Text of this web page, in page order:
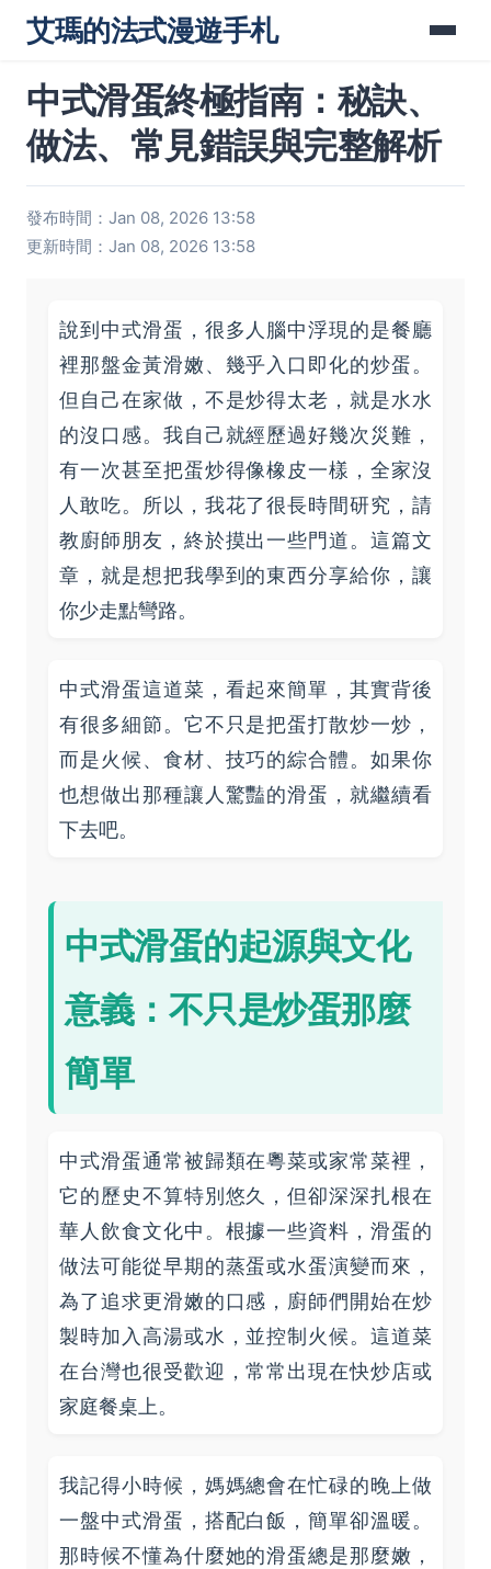
艾瑪的法式漫遊手札
中式滑蛋終極指南：秘訣、
做法、常見錯誤與完整解析
發布時間：Jan 08, 2026 13:58
更新時間：Jan 08, 2026 13:58
說到中式滑蛋，很多人腦中浮現的是餐廳
裡那盤金黃滑嫩、幾乎入口即化的炒蛋。
但自己在家做，不是炒得太老，就是水水
的沒口感。我自己就經歷過好幾次災難，
有一次甚至把蛋炒得像橡皮一樣，全家沒
人敢吃。所以，我花了很長時間研究，請
教廚師朋友，終於摸出一些門道。這篇文
章，就是想把我學到的東西分享給你，讓
你少走點彎路。
中式滑蛋這道菜，看起來簡單，其實背後
有很多細節。它不只是把蛋打散炒一炒，
而是火候、食材、技巧的綜合體。如果你
也想做出那種讓人驚豔的滑蛋，就繼續看
下去吧。
中式滑蛋的起源與文化
意義：不只是炒蛋那麼
簡單
中式滑蛋通常被歸類在粵菜或家常菜裡，
它的歷史不算特別悠久，但卻深深扎根在
華人飲食文化中。根據一些資料，滑蛋的
做法可能從早期的蒸蛋或水蛋演變而來，
為了追求更滑嫩的口感，廚師們開始在炒
製時加入高湯或水，並控制火候。這道菜
在台灣也很受歡迎，常常出現在快炒店或
家庭餐桌上。
我記得小時候，媽媽總會在忙碌的晚上做
一盤中式滑蛋，搭配白飯，簡單卻溫暖。
那時候不懂為什麼她的滑蛋總是那麼嫩，